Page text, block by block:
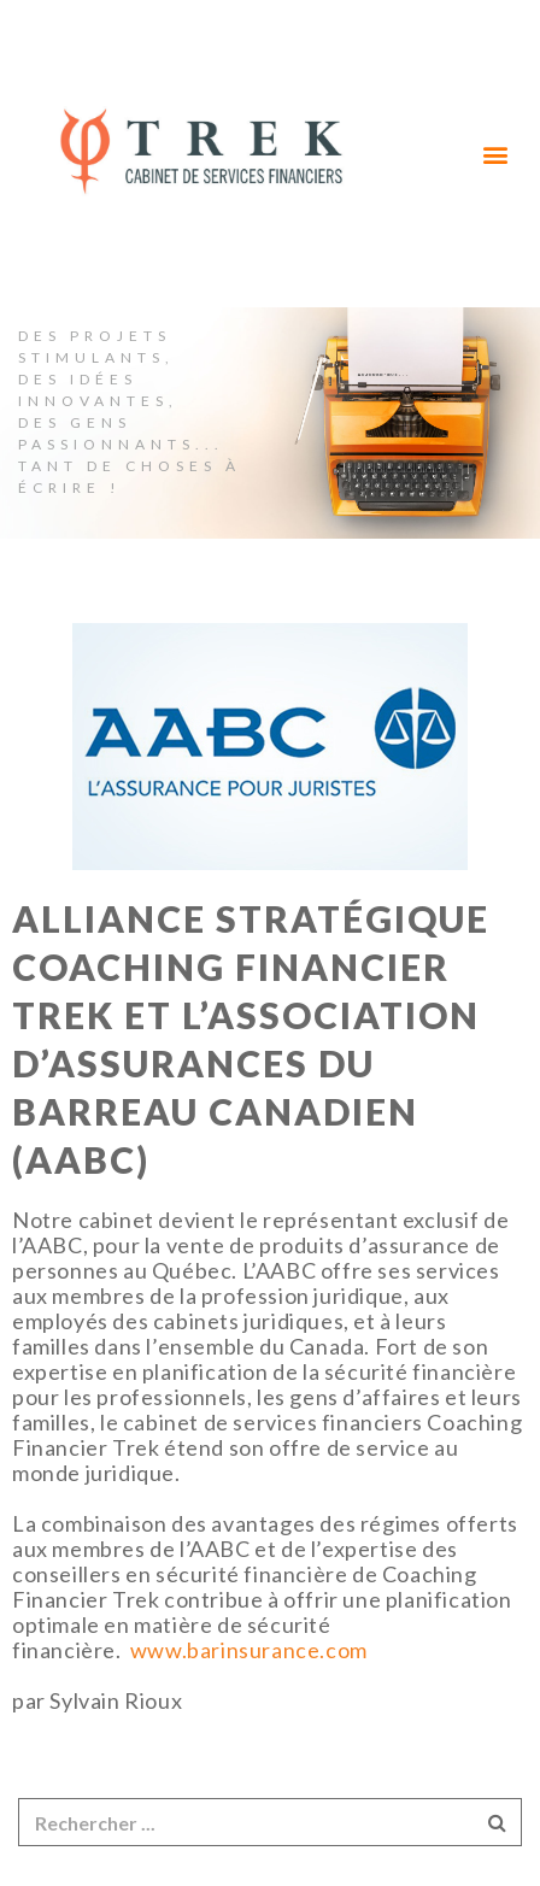
DES PROJETS
STIMULANTS,
DES IDÉES
INNOVANTES,
DES GENS
PASSIONNANTS...
TANT DE CHOSES À
ÉCRIRE !
ALLIANCE STRATÉGIQUE
COACHING FINANCIER
TREK ET L’ASSOCIATION
D’ASSURANCES DU
BARREAU CANADIEN
(AABC)
Notre cabinet devient le représentant exclusif de
l’AABC, pour la vente de produits d’assurance de
personnes au Québec. L’AABC offre ses services
aux membres de la profession juridique, aux
employés des cabinets juridiques, et à leurs
familles dans l’ensemble du Canada. Fort de son
expertise en planification de la sécurité financière
pour les professionnels, les gens d’affaires et leurs
familles, le cabinet de services financiers Coaching
Financier Trek étend son offre de service au
monde juridique.
La combinaison des avantages des régimes offerts
aux membres de l’AABC et de l’expertise des
conseillers en sécurité financière de Coaching
Financier Trek contribue à offrir une planification
optimale en matière de sécurité
financière. www.barinsurance.com
par Sylvain Rioux